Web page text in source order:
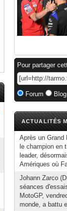
Pour partager
Forum
ACTUALITÉS
Après un Grand
le champion en
leader,
Amériques où
Johann Zarco
séances
MotoGP,
monde, a battu